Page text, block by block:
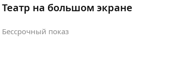
Театр на большом экране
Бессрочный показ